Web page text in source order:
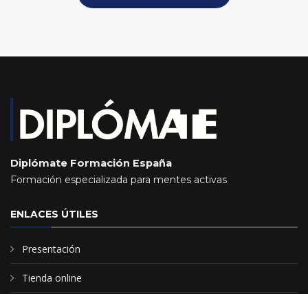
Diplómate Formación España
Formación especializada para mentes activas
ENLACES ÚTILES
Presentación
Tienda online